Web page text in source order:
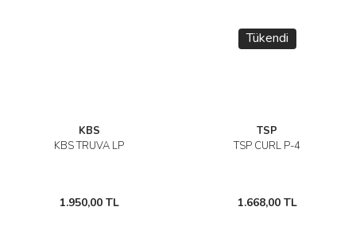
KBS
KBS TRUVA LP
1.950,00 TL
Tükendi
TSP
TSP CURL P-4
1.668,00 TL